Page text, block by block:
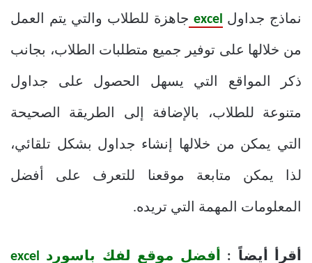
نماذج جداول excel جاهزة للطلاب والتي يتم العمل
من خلالها على توفير جميع متطلبات الطلاب، بجانب
ذكر المواقع التي يسهل الحصول على جداول
متنوعة للطلاب، بالإضافة إلى الطريقة الصحيحة
التي يمكن من خلالها إنشاء جداول بشكل تلقائي،
لذا يمكن متابعة موقعنا للتعرف على أفضل
المعلومات المهمة التي تريده.
أقرأ أيضاً : أفضل موقع لفك باسورد excel